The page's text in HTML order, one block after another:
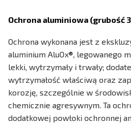
Ochrona aluminiowa (grubość
Ochrona wykonana jest z
aluminium AluOx®, legowanego
lekki, wytrzymały i trwały;
wytrzymałość właściwą oraz
korozję, szczególnie w
chemicznie agresywnym. Ta
dodatkowej powłoki ochronnej